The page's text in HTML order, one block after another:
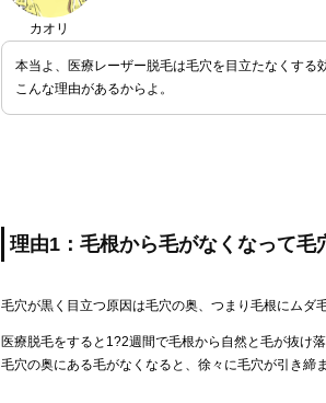
カオリ
本当よ、医療レーザー脱毛は毛穴を目立たなくする
こんな理由があるからよ。
理由1：毛根から毛がなくなって毛
毛穴が黒く目立つ原因は毛穴の奥、つまり毛根にムダ
医療脱毛をすると1?2週間で毛根から自然と毛が抜け落
毛穴の奥にある毛がなくなると、徐々に毛穴が引き締